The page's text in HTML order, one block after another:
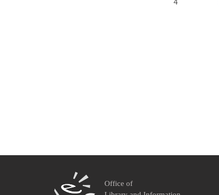
4
Office of